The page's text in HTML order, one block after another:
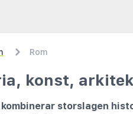
Rom
konst,
kombinerar storslagen